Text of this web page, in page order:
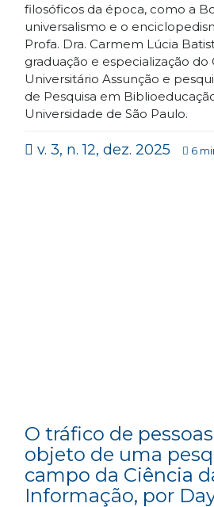
filosóficos da época, como a
universalismo e o
Profa. Dra. Carmem Lúcia
graduação e especialização do
Universitário Assunção e
de Pesquisa em
Universidade de São Paulo.
v. 3, n. 12, dez. 2025 6
O tráfico de
objeto de uma
campo da Ciência
Informação, por